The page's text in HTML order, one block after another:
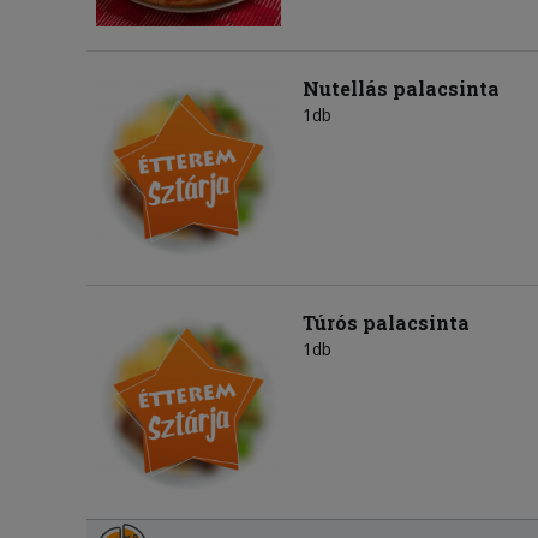
Nutellás palacsinta
1db
Túrós palacsinta
1db